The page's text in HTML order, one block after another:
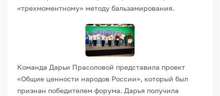
«трехмоментному» методу бальзамирования.
Команда Дарьи Прасоловой представила проект
«Общие ценности народов России», который был
признан победителем форума. Дарья получила